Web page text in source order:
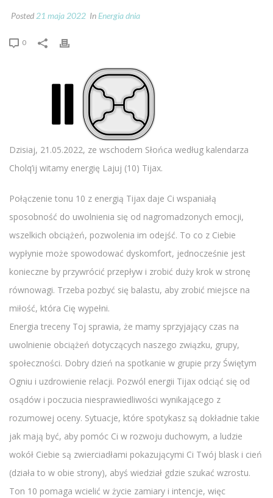
Posted 21 maja 2022 In Energia dnia
0
Dzisiaj, 21.05.2022, ze wschodem Słońca według kalendarza
Cholq’ij witamy energię Lajuj (10) Tijax.
Połączenie tonu 10 z energią Tijax daje Ci wspaniałą
sposobność do uwolnienia się od nagromadzonych emocji,
wszelkich obciążeń, pozwolenia im odejść. To co z Ciebie
wypłynie może spowodować dyskomfort, jednocześnie jest
konieczne by przywrócić przepływ i zrobić duży krok w stronę
równowagi. Trzeba pozbyć się balastu, aby zrobić miejsce na
miłość, która Cię wypełni.
Energia treceny Toj sprawia, że mamy sprzyjający czas na
uwolnienie obciążeń dotyczących naszego związku, grupy,
społeczności. Dobry dzień na spotkanie w grupie przy Świętym
Ogniu i uzdrowienie relacji. Pozwól energii Tijax odciąć się od
osądów i poczucia niesprawiedliwości wynikającego z
rozumowej oceny. Sytuacje, które spotykasz są dokładnie takie
jak mają być, aby pomóc Ci w rozwoju duchowym, a ludzie
wokół Ciebie są zwierciadłami pokazującymi Ci Twój blask i cień
(działa to w obie strony), abyś wiedział gdzie szukać wzrostu.
Ton 10 pomaga wcielić w życie zamiary i intencje, więc